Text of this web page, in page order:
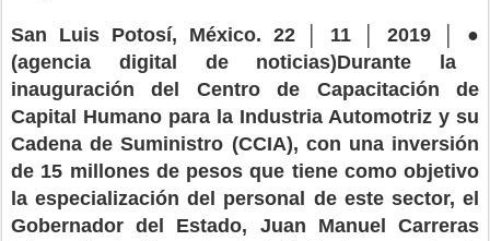
San Luis Potosí, México. 22 │ 11 │ 2019 │ ●
(agencia digital de noticias)Durante la
inauguración del Centro de Capacitación de
Capital Humano para la Industria Automotriz y su
Cadena de Suministro (CCIA), con una inversión
de 15 millones de pesos que tiene como objetivo
la especialización del personal de este sector, el
Gobernador del Estado, Juan Manuel Carreras